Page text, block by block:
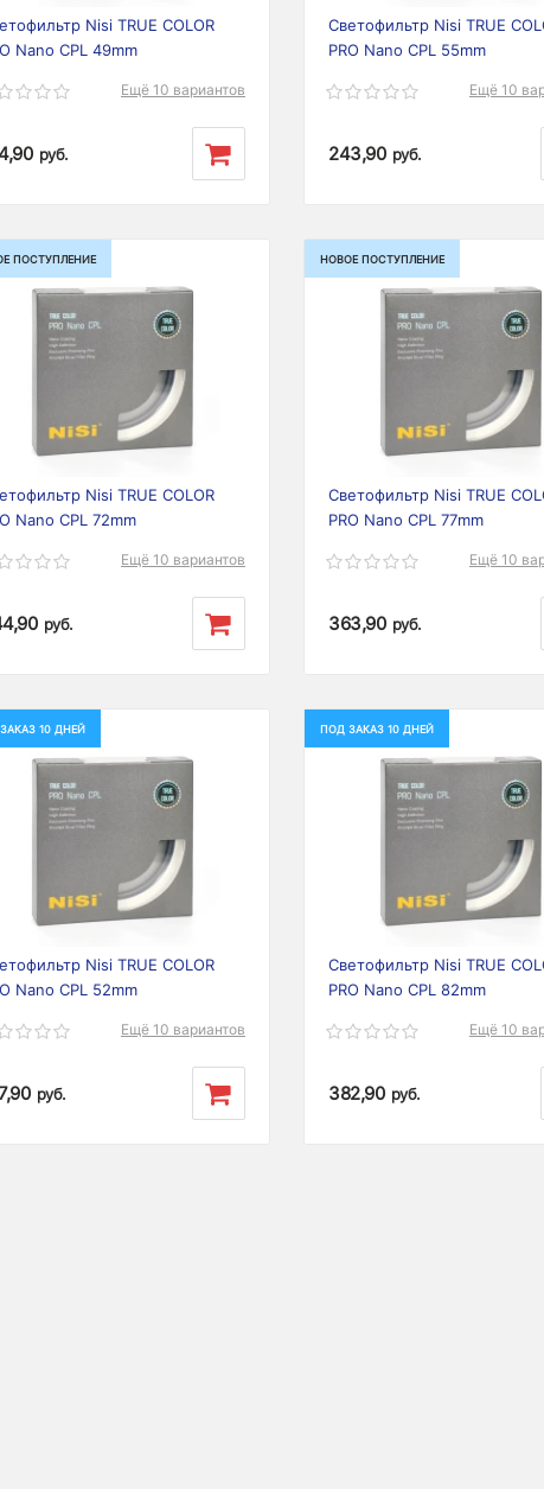
Nisi TRUE COLOR
Nano CPL 49mm
Ещё 10 вариантов
руб.
Светофильтр Nisi TRUE
PRO Nano CPL 55mm
Ещё 10
243,90 руб.
ПОСТУПЛЕНИЕ
Nisi TRUE COLOR
Nano CPL 72mm
Ещё 10 вариантов
руб.
НОВОЕ ПОСТУПЛЕНИЕ
Светофильтр Nisi TRUE
PRO Nano CPL 77mm
Ещё 10
363,90 руб.
10 ДНЕЙ
Nisi TRUE COLOR
Nano CPL 52mm
Ещё 10 вариантов
руб.
ПОД ЗАКАЗ 10 ДНЕЙ
Светофильтр Nisi TRUE
PRO Nano CPL 82mm
Ещё 10
382,90 руб.